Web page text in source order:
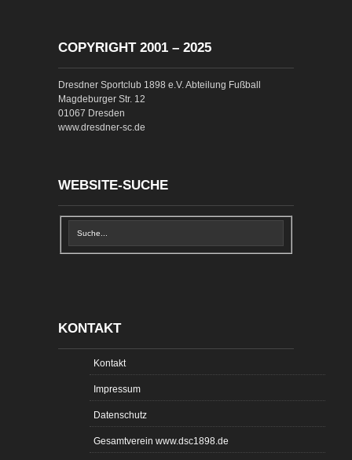
COPYRIGHT 2001 – 2025
Dresdner Sportclub 1898 e.V. Abteilung Fußball
Magdeburger Str. 12
01067 Dresden
www.dresdner-sc.de
WEBSITE-SUCHE
KONTAKT
Kontakt
Impressum
Datenschutz
Gesamtverein www.dsc1898.de